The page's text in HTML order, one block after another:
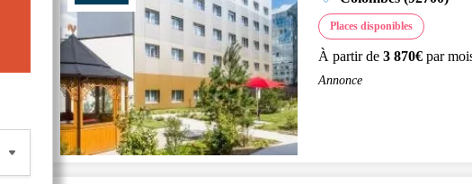
Places disponibles
À partir de 3 870€ par
Annonce